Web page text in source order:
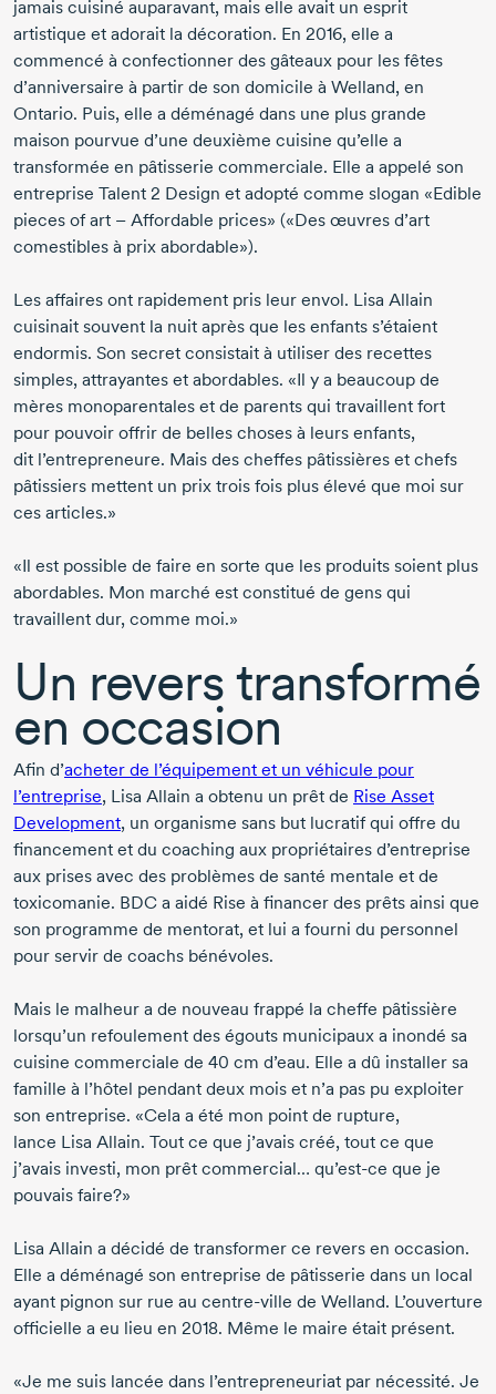
jamais cuisiné auparavant, mais elle avait un esprit
artistique et adorait la décoration. En 2016, elle a
commencé à confectionner des gâteaux pour les fêtes
d’anniversaire à partir de son domicile à Welland, en
Ontario. Puis, elle a déménagé dans une plus grande
maison pourvue d’une deuxième cuisine qu’elle a
transformée en pâtisserie commerciale. Elle a appelé son
entreprise Talent 2 Design et adopté comme slogan «Edible
pieces of art – Affordable prices» («Des œuvres d’art
comestibles à prix abordable»).
Les affaires ont rapidement pris leur envol. Lisa Allain
cuisinait souvent la nuit après que les enfants s’étaient
endormis. Son secret consistait à utiliser des recettes
simples, attrayantes et abordables. «Il y a beaucoup de
mères monoparentales et de parents qui travaillent fort
pour pouvoir offrir de belles choses à leurs enfants,
dit l’entrepreneure. Mais des cheffes pâtissières et chefs
pâtissiers mettent un prix trois fois plus élevé que moi sur
ces articles.»
«Il est possible de faire en sorte que les produits soient plus
abordables. Mon marché est constitué de gens qui
travaillent dur, comme moi.»
Un revers transformé
en occasion
Afin d’acheter de l’équipement et un véhicule pour
l’entreprise, Lisa Allain a obtenu un prêt de Rise Asset
Development, un organisme sans but lucratif qui offre du
financement et du coaching aux propriétaires d’entreprise
aux prises avec des problèmes de santé mentale et de
toxicomanie. BDC a aidé Rise à financer des prêts ainsi que
son programme de mentorat, et lui a fourni du personnel
pour servir de coachs bénévoles.
Mais le malheur a de nouveau frappé la cheffe pâtissière
lorsqu’un refoulement des égouts municipaux a inondé sa
cuisine commerciale de 40 cm d’eau. Elle a dû installer sa
famille à l’hôtel pendant deux mois et n’a pas pu exploiter
son entreprise. «Cela a été mon point de rupture,
lance Lisa Allain. Tout ce que j’avais créé, tout ce que
j’avais investi, mon prêt commercial… qu’est-ce que je
pouvais faire?»
Lisa Allain a décidé de transformer ce revers en occasion.
Elle a déménagé son entreprise de pâtisserie dans un local
ayant pignon sur rue au centre-ville de Welland. L’ouverture
officielle a eu lieu en 2018. Même le maire était présent.
«Je me suis lancée dans l’entrepreneuriat par nécessité. Je